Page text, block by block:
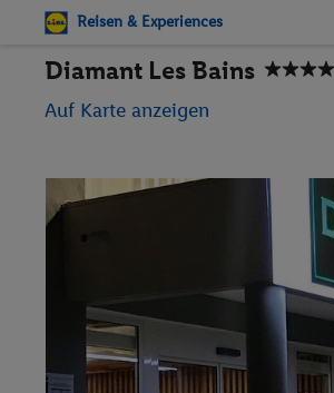
Reisen & Experiences
Diamant Les Bains
Auf Karte anzeigen